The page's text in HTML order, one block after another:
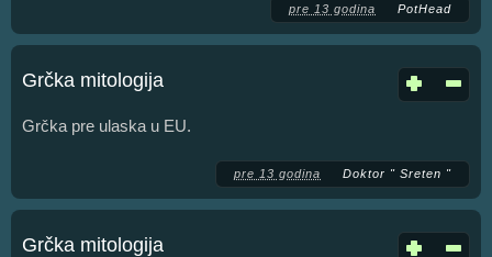
pre 13 godina PotHead
Grčka mitologija
Grčka pre ulaska u EU.
pre 13 godina Doktor " Sreten "
Grčka mitologija